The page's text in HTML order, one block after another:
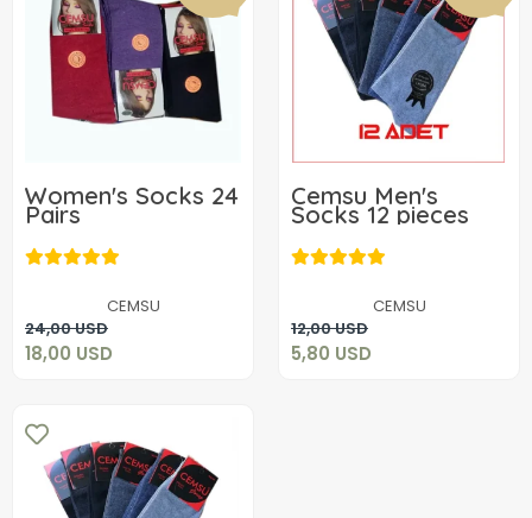
Women's Socks 24
Pairs
CEMSU
24,00 USD
18,00 USD
18,00 USD
Add to cart
Cemsu Men's
Socks 12 pieces
CEMSU
12,00 USD
5,80 USD
5,80 USD
Add to cart